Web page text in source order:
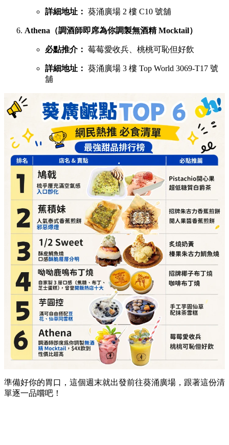
詳細地址： 葵涌廣場 2 樓 C10 號舖
Athena（調酒師即席為你調製無酒精 Mocktail）
必點推介： 莓莓愛收兵、桃桃可恥但好飲
詳細地址： 葵涌廣場 3 樓 Top World 3069-T17 號
舖
準備好你的胃口，這個週末就出發前往葵涌廣場，跟著這份清
單逐一品嚐吧！